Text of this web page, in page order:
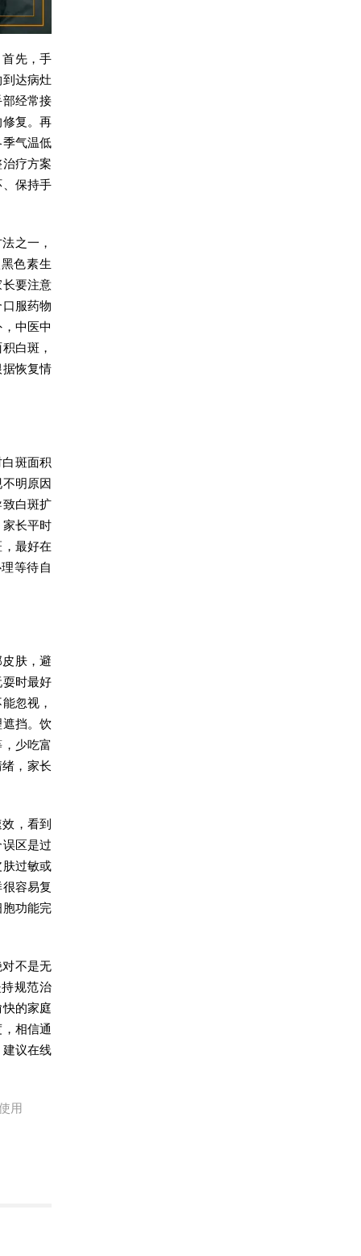
先，手
达病灶
经常接
复。再
气温低
疗方案
保持手
之一，
色素生
要注意
服药物
中医中
白斑，
恢复情
斑面积
明原因
白斑扩
长平时
最好在
等待自
肤，避
时最好
忽视，
挡。饮
少吃富
，家长
，看到
区是过
过敏或
容易复
功能完
不是无
规范治
的家庭
相信通
议在线
用